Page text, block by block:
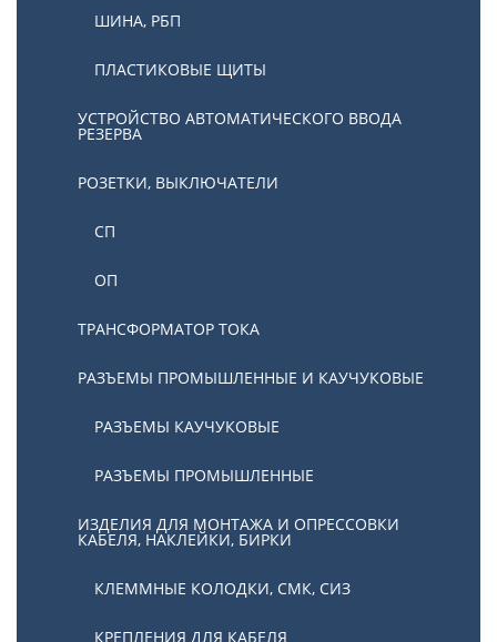
ШИНА, РБП
ПЛАСТИКОВЫЕ ЩИТЫ
УСТРОЙСТВО АВТОМАТИЧЕСКОГО ВВОДА
РЕЗЕРВА
РОЗЕТКИ, ВЫКЛЮЧАТЕЛИ
СП
ОП
ТРАНСФОРМАТОР ТОКА
РАЗЪЕМЫ ПРОМЫШЛЕННЫЕ И КАУЧУКОВЫЕ
РАЗЪЕМЫ КАУЧУКОВЫЕ
РАЗЪЕМЫ ПРОМЫШЛЕННЫЕ
ИЗДЕЛИЯ ДЛЯ МОНТАЖА И ОПРЕССОВКИ
КАБЕЛЯ, НАКЛЕЙКИ, БИРКИ
КЛЕММНЫЕ КОЛОДКИ, СМК, СИЗ
КРЕПЛЕНИЯ ДЛЯ КАБЕЛЯ